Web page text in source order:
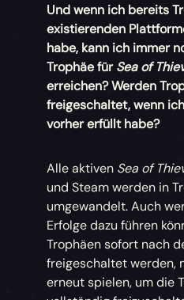
Und wenn ich bereits
existierenden
habe, kann ich immer
Trophäe fürSea of
erreichen? Werden
freigeschaltet, wenn
vorher erfüllt habe?
Alle aktiven Sea of
und Steam werden in
umgewandelt. Auch
Erfolge dazu führen
Trophäen sofort nach
freigeschaltet werden,
erneut spielen, um die